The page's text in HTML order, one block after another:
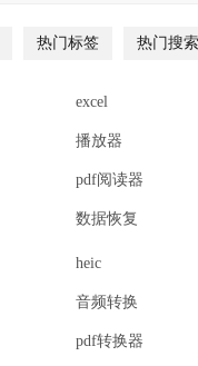
热门标签 热门搜索
excel
播放器
pdf阅读器
数据恢复
heic
音频转换
pdf转换器